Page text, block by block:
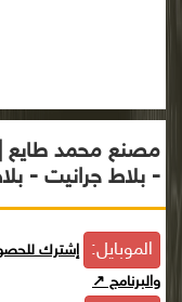
مصنع محمد طايع
- بلاط جرانيت -
الموبايل: إشترك
والبرنامج ↗